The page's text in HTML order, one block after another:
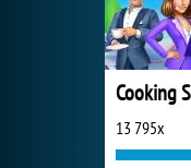
13 795x